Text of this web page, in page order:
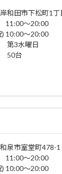
和田市下松町1丁
11:00～20:00
) 10:00～20:00
第3水曜日
50台
泉市室堂町478-1
11:00～20:00
) 10:00～20:00